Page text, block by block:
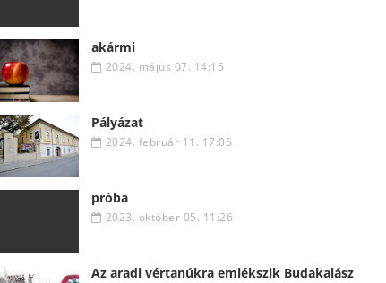
akármi
2024. május 07. 14:15
Pályázat
2024. február 11. 17:06
próba
2023. október 05. 11:26
Az aradi vértanúkra emlékszik Budakalász